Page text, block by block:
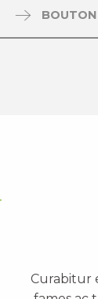
BOUTON
Curabitur